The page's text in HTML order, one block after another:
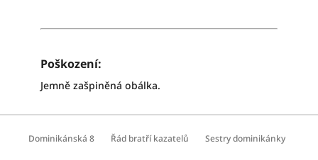
Poškození:
Jemně zašpiněná obálka.
Z
Dominikánská 8 Řád bratří kazatelů Sestry dominikánky